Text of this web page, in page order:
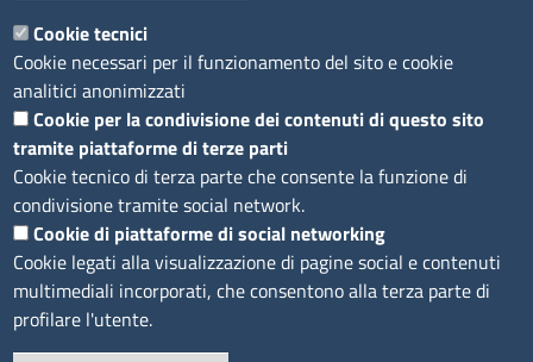
Footer
Feed RSS
Note legali
Privacy
Trattamento dei dati
Cookie
Dichiarazione di accessibilità
Obiettivi di accessibilità
Cookie tecnici
Cookie necessari per il funzionamento del sito e cookie
analitici anonimizzati
Cookie per la condivisione dei contenuti di questo sito
tramite piattaforme di terze parti
Cookie tecnico di terza parte che consente la funzione di
condivisione tramite social network.
Cookie di piattaforme di social networking
Cookie legati alla visualizzazione di pagine social e contenuti
multimediali incorporati, che consentono alla terza parte di
profilare l'utente.